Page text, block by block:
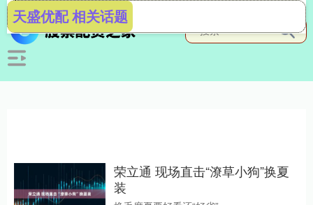
天盛优配 相关话题
荣立通 现场直击“潦草小狗”换夏
装